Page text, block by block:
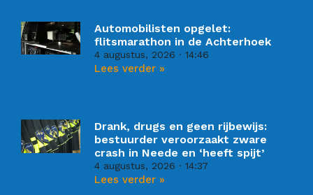
Automobilisten opgelet:
flitsmarathon in de Achterhoek
4 augustus, 2026 14:46
Lees verder »
Drank, drugs en geen rijbewijs:
bestuurder veroorzaakt zware
crash in Neede en ‘heeft spijt’
4 augustus, 2026 14:37
Lees verder »